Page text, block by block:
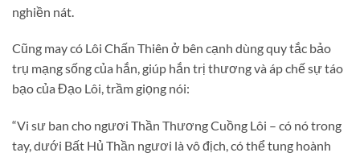
nghiền nát.
Cũng may có Lôi Chấn Thiên ở bên cạnh dùng quy tắc bảo
trụ mạng sống của hắn, giúp hắn trị thương và áp chế sự táo
bạo của Đạo Lôi, trầm giọng nói:
“Vi sư ban cho ngươi Thần Thương Cuồng Lôi – có nó trong
tay, dưới Bất Hủ Thần ngươi là vô địch, có thể tung hoành